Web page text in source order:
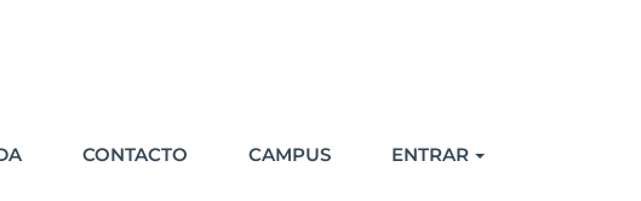
CONTACTO CAMPUS ENTRAR